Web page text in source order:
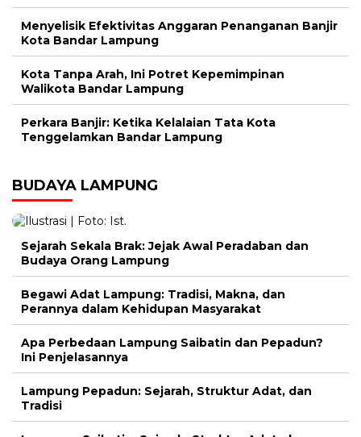
Menyelisik Efektivitas Anggaran Penanganan Banjir
Kota Bandar Lampung
Kota Tanpa Arah, Ini Potret Kepemimpinan
Walikota Bandar Lampung
Perkara Banjir: Ketika Kelalaian Tata Kota
Tenggelamkan Bandar Lampung
BUDAYA LAMPUNG
Sejarah Sekala Brak: Jejak Awal Peradaban dan
Budaya Orang Lampung
Begawi Adat Lampung: Tradisi, Makna, dan
Perannya dalam Kehidupan Masyarakat
Apa Perbedaan Lampung Saibatin dan Pepadun?
Ini Penjelasannya
Lampung Pepadun: Sejarah, Struktur Adat, dan
Tradisi